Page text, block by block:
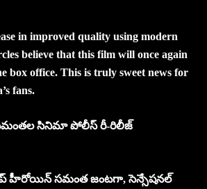
in improved quality using modern
believe that this film will once again
box office. This is truly sweet news for
fans.
సినిమాపోలీస్ రీ-రిలీజ్
హీరోయిన్ సమంత జంటగా, సెన్సేషనల్